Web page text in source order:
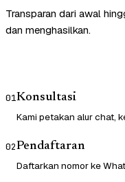
Transparan dari awal
dan menghasilkan.
01Konsultasi
Kami petakan alur chat,
02Pendaftaran
Daftarkan nomor ke